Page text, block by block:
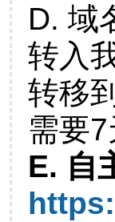
D. 域
转入
转移
需要7
E. 自